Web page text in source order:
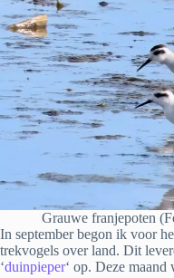
Grauwe franjepoten
In september begon ik voor
trekvogels over land. Dit
‘duinpieper‘ op. Deze maand